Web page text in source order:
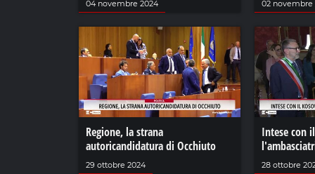
04 novembre 2024 02 novembre
Regione, la strana
autoricandidatura di Occhiuto
29 ottobre 2024
Intese con
28 ottobre